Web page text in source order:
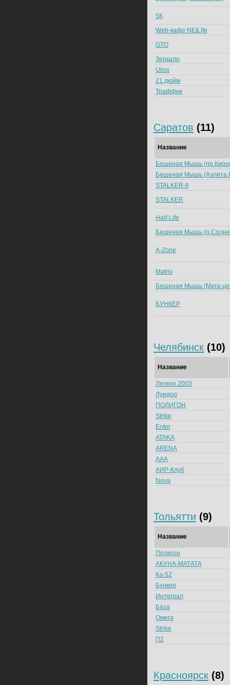
5К
Web-кафе NEtLife
GTO
Зеркало
Uliss
21 дюйм
Траффик
Саратов (11)
Название
Бешеная Мышь
Бешеная Мышь (Аэлита
STALKER-II
STALKER
Half-Life
Бешеная Мышь
A-Zone
Matrix
Бешеная Мышь (Mега-
БУНКЕР
Челябинск (10)
Название
Легион 2003
Луидор
ПОЛИГОН
Strike
Enter
ATAKA
ARENA
AAA
АИР-Клуб
Nova
Тольятти (9)
Название
Полигон
АКУНА-МАТАТА
Ка-52
Бункер
Интеграл
База
Омега
Strike
П2
Красноярск (8)